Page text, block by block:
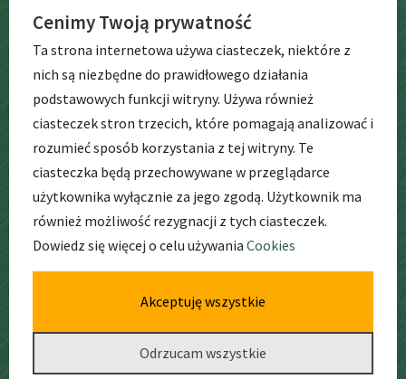
BIP
GODZINYPRACY
Cenimy Twoją prywatność
Ta strona internetowa używa ciasteczek, niektóre z
nich są niezbędne do prawidłowego działania
podstawowych funkcji witryny. Używa również
ciasteczek stron trzecich, które pomagają analizować i
rozumieć sposób korzystania z tej witryny. Te
ciasteczka będą przechowywane w przeglądarce
użytkownika wyłącznie za jego zgodą. Użytkownik ma
również możliwość rezygnacji z tych ciasteczek.
Dowiedz się więcej o celu używania Cookies
Akceptuję wszystkie
Odrzucam wszystkie